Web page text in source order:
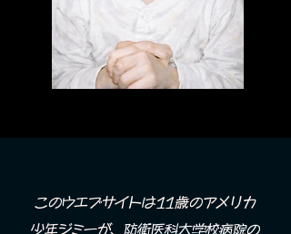
このウエブサイトは11歳のアメリカ
少年ジミーが、 防衛医科大学校病院の